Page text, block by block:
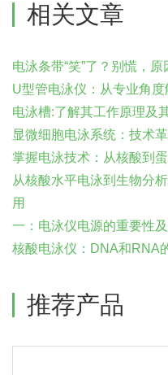
相关文章
电泳条带“笑”了？别慌，
U型管电泳仪：从专业角
电泳槽:了解其工作原理及
显微细胞电泳系统：技术
掌握电泳技术：从核酸到
从核酸水平电泳到生物分
用
一：电泳仪电源的重要性
核酸电泳仪：DNA和RNA
推荐产品